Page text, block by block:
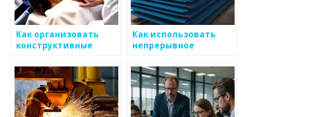
Как организовать
конструктивные
повышения качества
металоизделий
Как использовать
непрерывное
для стратегии
увеличения выгоды
по металоизделиям